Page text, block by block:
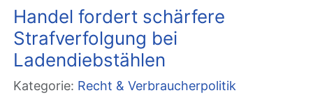
Handel fordert schärfere
Strafverfolgung bei
Ladendiebstählen
Kategorie: Recht & Verbraucherpolitik